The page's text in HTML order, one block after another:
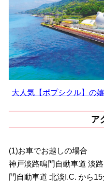
大人気【ポプシクル】の
ア
(1)お車でお越しの場合
神戸淡路鳴門自動車道
門自動車道 北淡I.C. から15